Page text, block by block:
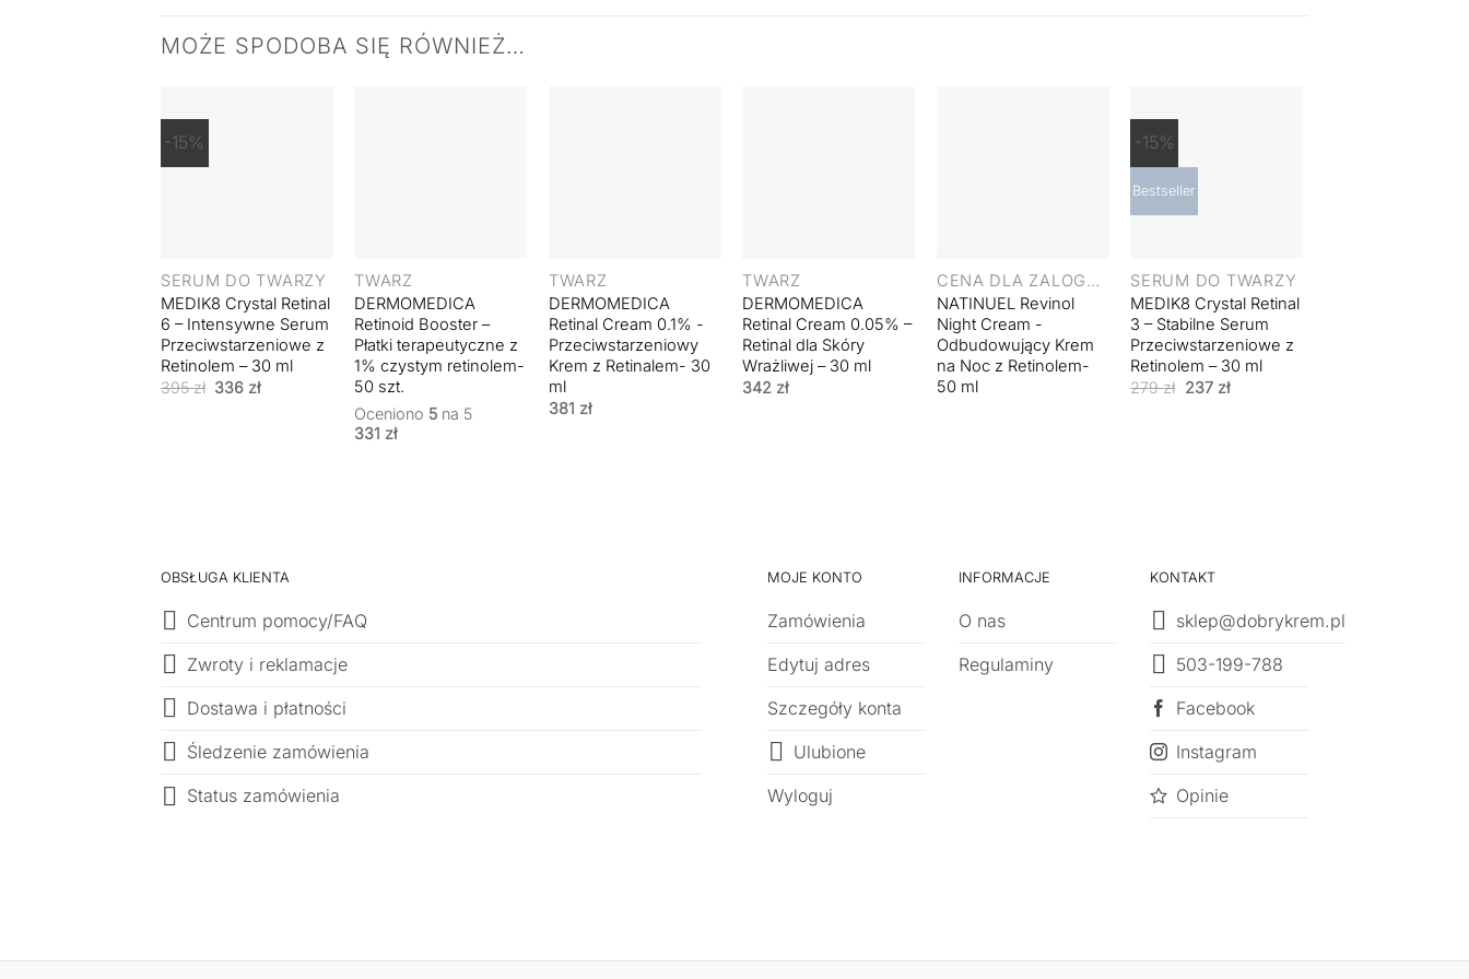
MOŻE SPODOBA SIĘ RÓWNIEŻ…
-15%
SERUM DO TWARZY
MEDIK8 Crystal Retinal
6 – Intensywne Serum
Przeciwstarzeniowe z
Retinolem – 30 ml
395zł Pierwotna
336 złAktualna
TWARZ
DERMOMEDICA
Retinoid Booster –
Płatki terapeutyczne z
1% czystym retinolem-
50 szt.
Oceniono 5 na 5
331 zł
TWARZ
DERMOMEDICA
Retinal Cream 0.1% -
Przeciwstarzeniowy
Krem z Retinalem- 30
ml
381 zł
TWARZ
DERMOMEDICA
Retinal Cream 0.05% –
Retinal dla Skóry
Wrażliwej – 30 ml
342 zł
CENA DLA ZALOGOWANYCH UŻYTKOWNIKÓW
NATINUEL Revinol
Night Cream -
Odbudowujący Krem
na Noc z Retinolem-
50 ml
-15%
Bestseller
SERUM DO TWARZY
MEDIK8 Crystal Retinal
3 – Stabilne Serum
Przeciwstarzeniowe z
Retinolem – 30 ml
279zł Pierwotna
237 złAktualna
OBSŁUGA KLIENTA
Centrum pomocy/FAQ
Zwroty i reklamacje
Dostawa i płatności
Śledzenie zamówienia
Status zamówienia
MOJE KONTO
Zamówienia
Edytuj adres
Szczegóły konta
Ulubione
Wyloguj
INFORMACJE
O nas
Regulaminy
KONTAKT
sklep@dobrykrem.pl
503-199-788
Facebook
Instagram
Opinie